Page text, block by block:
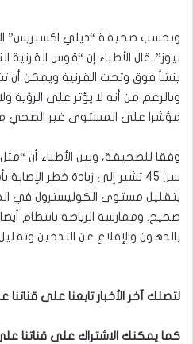
وبحسب صحيفة “ديلي اكسبريس”
نيوز”. قال الأطباء إن “قوس القرنية
ينشأ فوق وتحت القرنية ويمكن أن
وبالرغم من أنه لا يؤثر على الرؤية
مؤشرا على المستوى غير الصحي
وفقا للصحيفة، وبين الأطباء أن
سن 45 تشير إلى زيادة خطر
بتقليل مستوى الكوليسترول في
صحيح. وممارسة الرياضة بانتظام
بالدهون والإقلاع عن التدخين
لتصلك آخر الأخبار تابعنا على قناتنا
كما يمكنك الاشتراك على قناتنا